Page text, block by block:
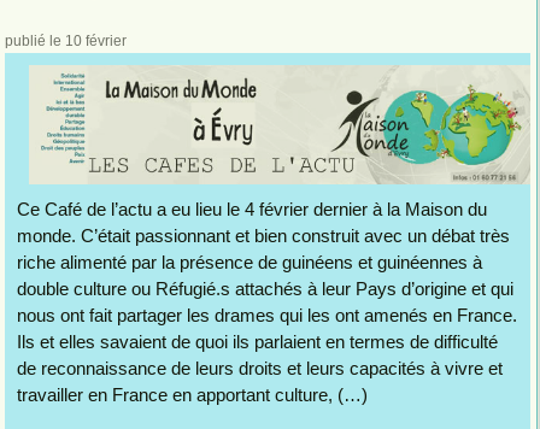
publié le 10 février
Ce Café de l’actu a eu lieu le 4 février dernier à la Maison du
monde. C’était passionnant et bien construit avec un débat très
riche alimenté par la présence de guinéens et guinéennes à
double culture ou Réfugié.s attachés à leur Pays d’origine et qui
nous ont fait partager les drames qui les ont amenés en France.
Ils et elles savaient de quoi ils parlaient en termes de difficulté
de reconnaissance de leurs droits et leurs capacités à vivre et
travailler en France en apportant culture, (…)